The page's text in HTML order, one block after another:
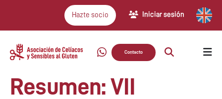
Hazte socio Iniciar sesión
Contacto
Resumen: VII